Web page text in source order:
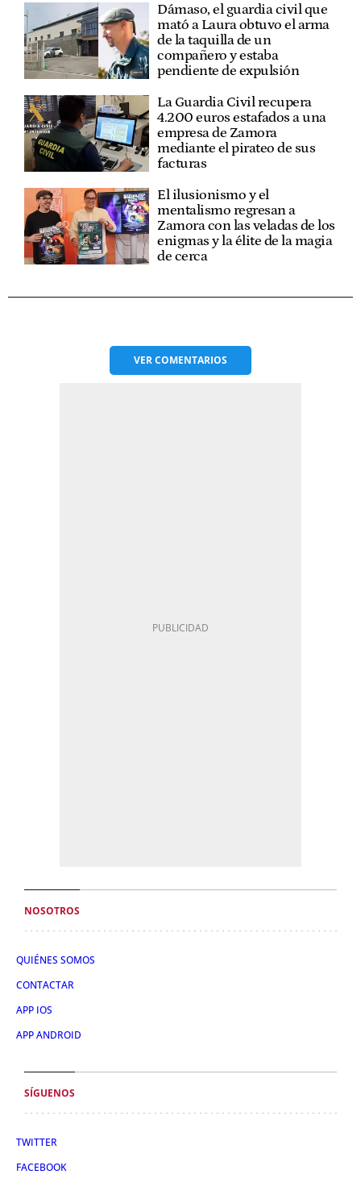
Dámaso, el guardia civil que
mató a Laura obtuvo el arma
de la taquilla de un
compañero y estaba
pendiente de expulsión
La Guardia Civil recupera
4.200 euros estafados a una
empresa de Zamora
mediante el pirateo de sus
facturas
El ilusionismo y el
mentalismo regresan a
Zamora con las veladas de los
enigmas y la élite de la magia
de cerca
VERCOMENTARIOS
NOSOTROS
QUIÉNES SOMOS
CONTACTAR
APP IOS
APP ANDROID
SÍGUENOS
TWITTER
FACEBOOK